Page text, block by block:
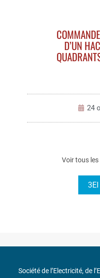
D’UN
24
Voir tous les
Société de l’Electricité, de